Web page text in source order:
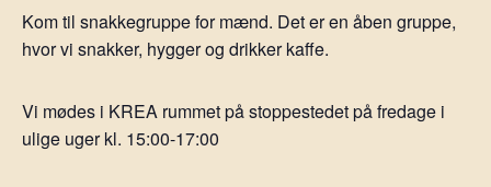
Kom til snakkegruppe for mænd. Det er en åben gruppe,
hvor vi snakker, hygger og drikker kaffe.
Vi mødes i KREA rummet på stoppestedet på fredage i
ulige uger kl. 15:00-17:00